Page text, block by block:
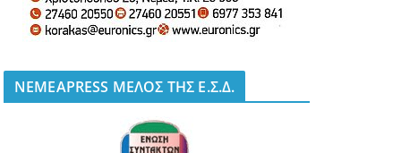
NEMEAPRESS ΜΕΛΟΣ ΤΗΣ Ε.Σ.Δ.